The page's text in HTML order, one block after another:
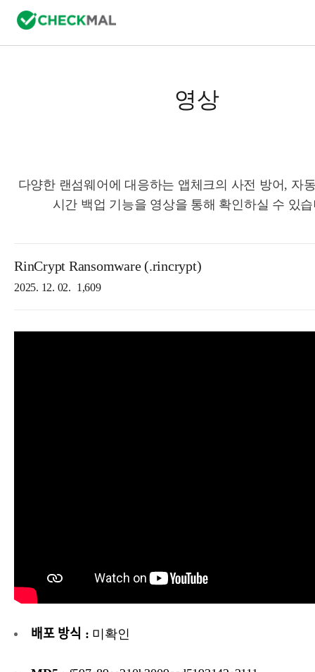
영상
다양한 랜섬웨어에 대응하는 앱체크의 사전 방어, 자
시간 백업 기능을 영상을 통해 확인하실 수 있
RinCrypt Ransomware (.rincrypt)
2025. 12. 02. 1,609
배포 방식 : 미확인